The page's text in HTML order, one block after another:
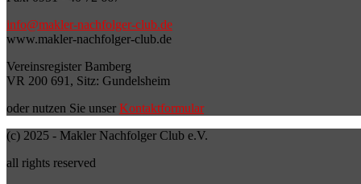
info@makler-nachfolger-club.de
www.makler-nachfolger-club.de
Vereinsregister Bamberg
VR 200 691, Sitz: Gundelsheim
oder nutzen Sie unser Kontaktformular
(c) 2025 - Makler Nachfolger Club e.V.
all rights reserved